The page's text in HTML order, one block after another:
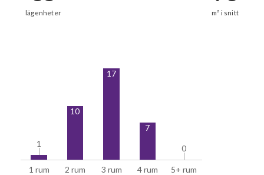
1 rum 2 rum 3 rum 4 rum 5+ rum
11
10
17
7
0
0